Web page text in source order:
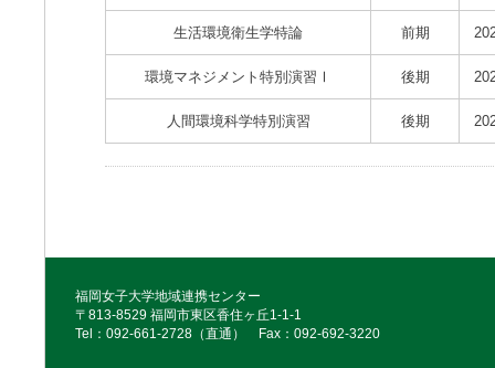
生活環境衛生学特論 前期
環境マネジメント特別演習Ⅰ 後期
人間環境科学特別演習 後期
福岡女子大学地域連携センター
〒813-8529 福岡市東区香住ヶ丘1-1-1
Tel：092‐661‐2728（直通） Fax：092‐692‐3220